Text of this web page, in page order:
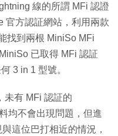
線的所謂 MFi 認證
官方認証網站，利用兩款
找到兩根 MiniSo MFi
已取得 MFi 認証
3 in 1 型號。
未有 MFi 認証的
均不會出現問題，但進
這位巴打相近的情況，